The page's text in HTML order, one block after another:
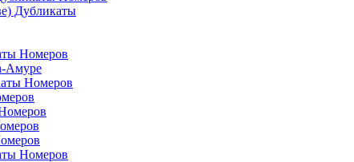
Дубликаты
Номеров
Амуре
Номеров
Номеров